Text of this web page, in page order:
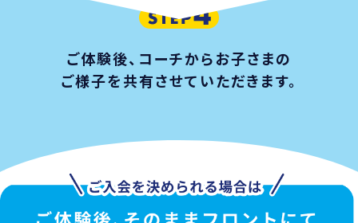
ご体験後、コーチからお子さまの
ご様子を共有させていただきます。